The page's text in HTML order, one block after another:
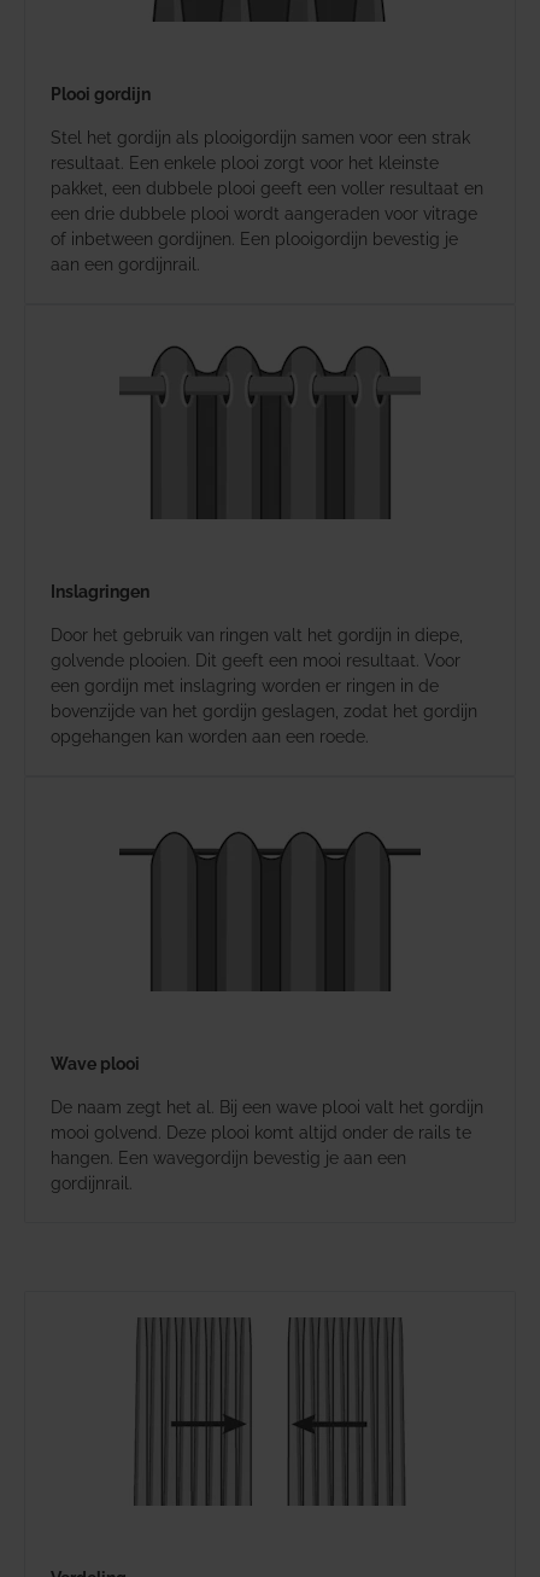
Plooi gordijn
Stel het gordijn als plooigordijn samen voor een strak
resultaat. Een enkele plooi zorgt voor het kleinste
pakket, een dubbele plooi geeft een voller resultaat en
een drie dubbele plooi wordt aangeraden voor vitrage
of inbetween gordijnen. Een plooigordijn bevestig je
aan een gordijnrail.
Inslagringen
Door het gebruik van ringen valt het gordijn in diepe,
golvende plooien. Dit geeft een mooi resultaat. Voor
een gordijn met inslagring worden er ringen in de
bovenzijde van het gordijn geslagen, zodat het gordijn
opgehangen kan worden aan een roede.
Wave plooi
De naam zegt het al. Bij een wave plooi valt het gordijn
mooi golvend. Deze plooi komt altijd onder de rails te
hangen. Een wavegordijn bevestig je aan een
gordijnrail.